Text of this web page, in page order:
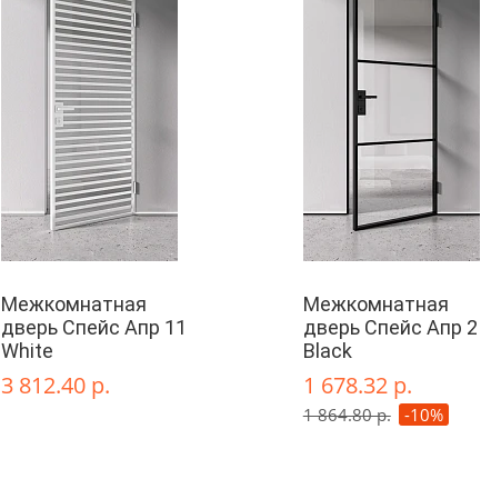
Межкомнатная
дверь Спейс Апр 11
White
3 812.40 р.
Межкомнатная
дверь Спейс Апр 2
Black
1 678.32 р.
1 864.80 р. -10%